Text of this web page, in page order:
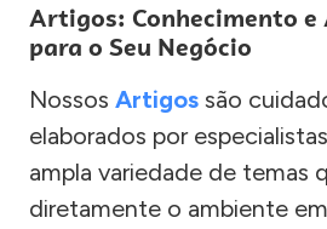
Artigos: Conhecimento e
para o Seu Negócio
Nossos Artigos são
elaborados por
ampla variedade de temas
diretamente o ambiente